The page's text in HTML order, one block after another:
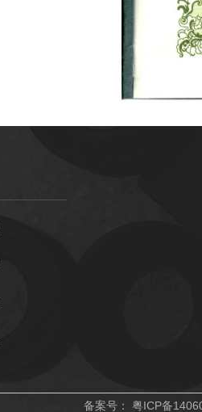
备案号： 粤ICP备